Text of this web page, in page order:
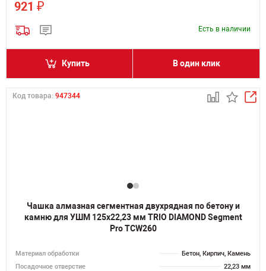
921 ₽
Есть в наличии
Купить В один клик
Код товара: 947344
Чашка алмазная сегментная двухрядная по бетону и
камню для УШМ 125х22,23 мм TRIO DIAMOND Segment
Pro TCW260
Материал обработки
Бетон, Кирпич, Камень
Посадочное отверстие
22,23 мм